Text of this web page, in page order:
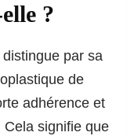
?
par sa
de
adhérence et
Cela signifie que